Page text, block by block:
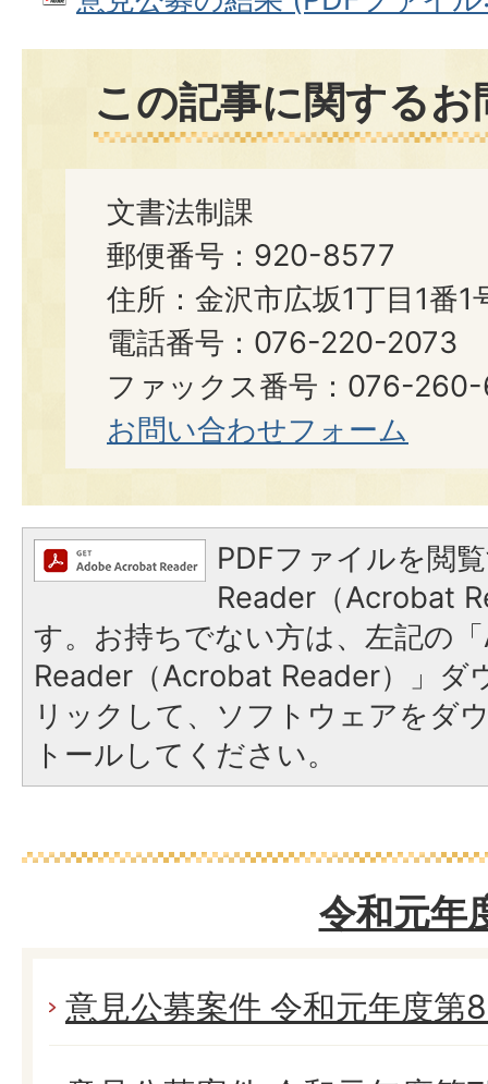
この記事に関する
文書法制課
郵便番号：920-8577
住所：金沢市広坂1丁目1番1
電話番号：076-220-2073
ファックス番号：076-
お問い合わせフォーム
PDFファイルを閲
Reader（Acrobat
す。お持ちでない方は、左記の
Reader（Acrobat Reader）」ダ
リックして、ソフトウェアをダ
トールしてください。
令和元年
意見公募案件 令和元年度第